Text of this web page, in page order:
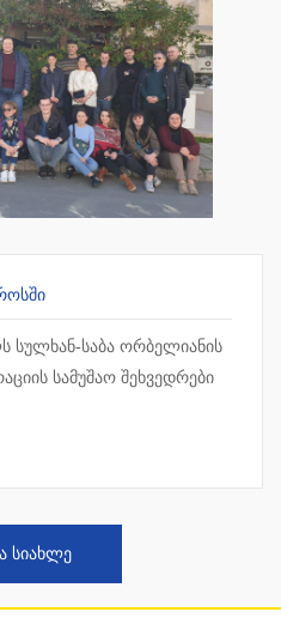
სულხან-საბა ორბელიანის
სამუშაო შეხვედრები
სამუშაო შეხვედრის
ᲡᲘᲐᲮᲚᲔ